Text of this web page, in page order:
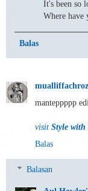
It's been so
Where have
Balas
manteppppp
visit Style with
Balas
Balasan